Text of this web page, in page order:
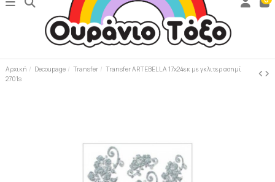
Αρχική Decoupage Transfer
Transfer ARTEBELLA 17x24εκ με γκλιτερ ασημί
2701s